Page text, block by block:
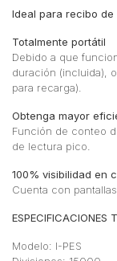
Ideal para recibo
Totalmente portátil
Debido a que
duración (incluida),
para recarga).
Obtenga mayor
Función de conteo
de lectura pico.
100% visibilidad en
Cuenta con
ESPECIFICACIONES
Modelo: I-PES